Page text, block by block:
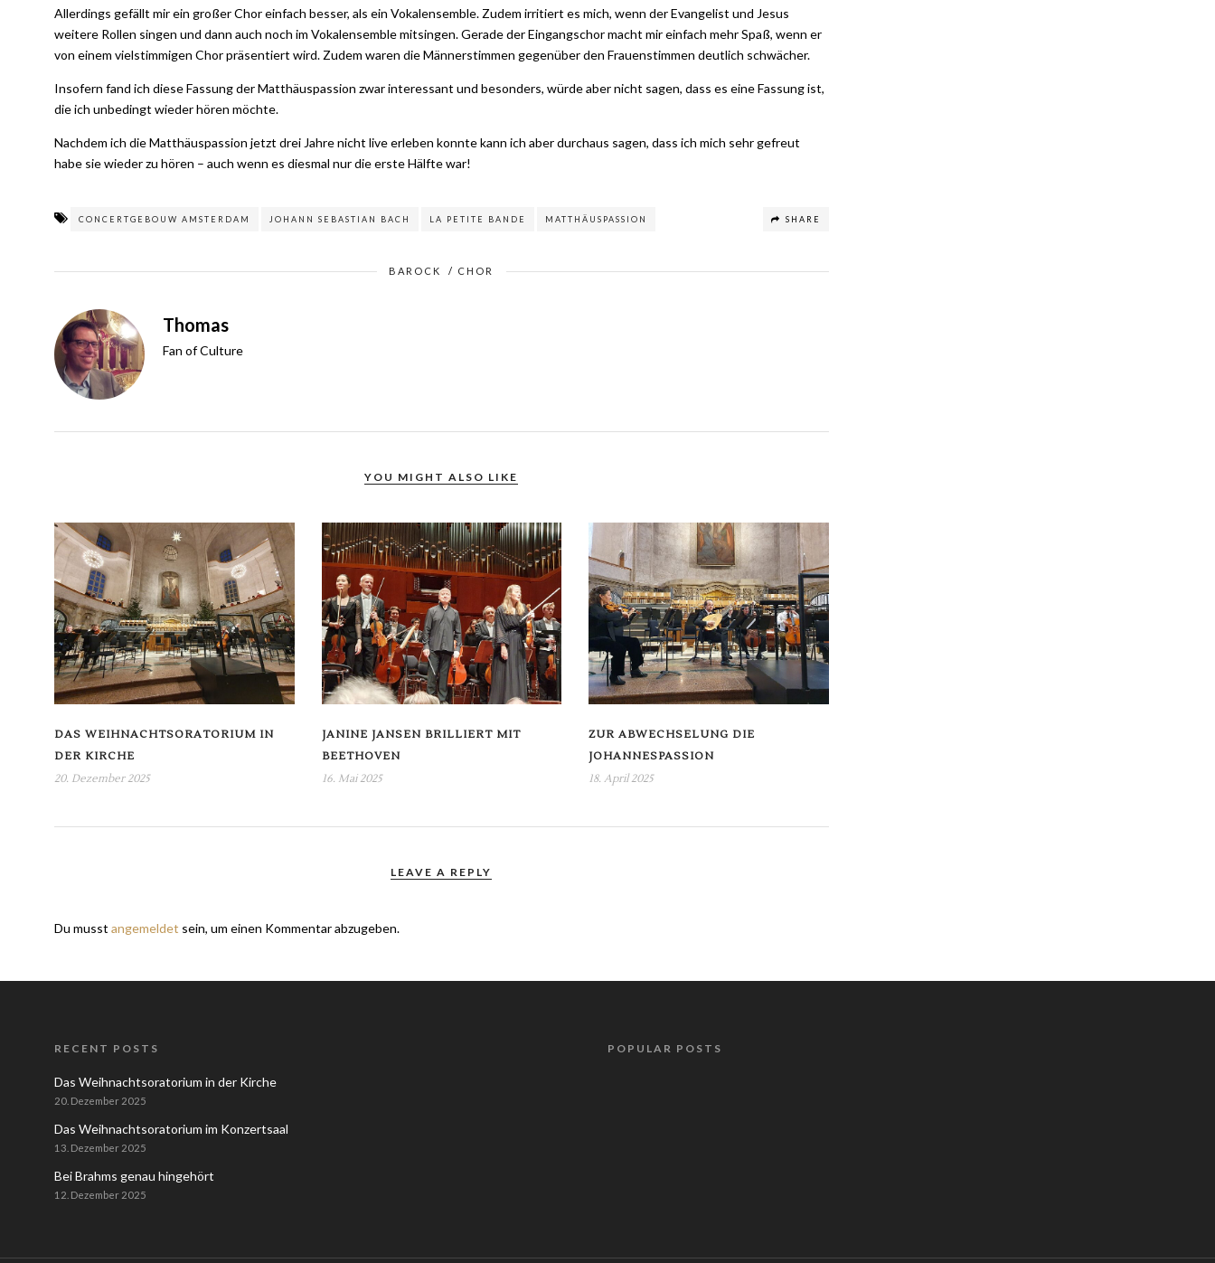
Allerdings gefällt mir ein großer Chor einfach besser, als ein Vokalensemble. Zudem irritiert es mich, wenn der Evangelist und Jesus
weitere Rollen singen und dann auch noch im Vokalensemble mitsingen. Gerade der Eingangschor macht mir einfach mehr Spaß, wenn er
von einem vielstimmigen Chor präsentiert wird. Zudem waren die Männerstimmen gegenüber den Frauenstimmen deutlich schwächer.
Insofern fand ich diese Fassung der Matthäuspassion zwar interessant und besonders, würde aber nicht sagen, dass es eine Fassung ist,
die ich unbedingt wieder hören möchte.
Nachdem ich die Matthäuspassion jetzt drei Jahre nicht live erleben konnte kann ich aber durchaus sagen, dass ich mich sehr gefreut
habe sie wieder zu hören – auch wenn es diesmal nur die erste Hälfte war!
CONCERTGEBOUW AMSTERDAM JOHANN SEBASTIAN BACH LA PETITE BANDE MATTHÄUSPASSION SHARE
BAROCK / CHOR
Thomas
Fan of Culture
YOU MIGHT ALSO LIKE
DAS WEIHNACHTSORATORIUM IN
DER KIRCHE
20. Dezember 2025
JANINE JANSEN BRILLIERT MIT
BEETHOVEN
16. Mai 2025
ZUR ABWECHSELUNG DIE
JOHANNESPASSION
18. April 2025
LEAVE A REPLY
Du musst angemeldet sein, um einen Kommentar abzugeben.
RECENT POSTS
Das Weihnachtsoratorium in der Kirche
20. Dezember 2025
Das Weihnachtsoratorium im Konzertsaal
13. Dezember 2025
Bei Brahms genau hingehört
12. Dezember 2025
POPULAR POSTS